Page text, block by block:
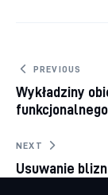
Nawigacja
wpisu
PREVIOUS
Wykładziny
NEXT
Usuwanie